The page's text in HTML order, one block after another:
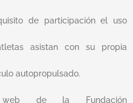
de participación el uso
asistan con su propia
autopropulsado.
de la Fundación